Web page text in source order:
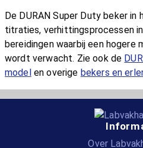
De DURAN Super Duty beker
titraties, verhittingsprocessen
bereidingen waarbij een hogere
wordt verwacht. Zie ook de
model en overige bekers en
Over